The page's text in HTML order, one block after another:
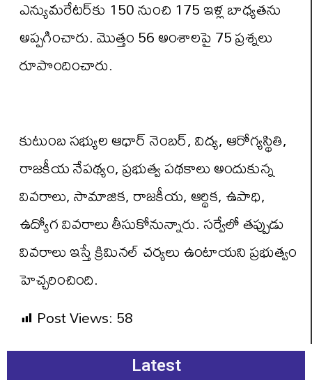
ఎన్యుమరేటర్‌కు 150 నుంచి 175 ఇళ్ల బాధ్యతను
అప్పగించారు. మొత్తం 56 అంశాలపై 75 ప్రశ్నలు
రూపొందించారు.
కుటుంబ సభ్యుల ఆధార్ నెంబర్, విద్య, ఆరోగ్యస్థితి,
రాజకీయ నేపథ్యం, ప్రభుత్వ పథకాలు అందుకున్న
వివరాలు, సామాజిక, రాజకీయ, ఆర్థిక, ఉపాధి,
ఉద్యోగ వివరాలు తీసుకోనున్నారు. సర్వేలో తప్పుడు
వివరాలు ఇస్తే క్రిమినల్ చర్యలు ఉంటాయని ప్రభుత్వం
హెచ్చరించింది.
Post Views:58
Latest